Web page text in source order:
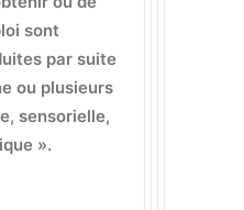
sont
par suite
ou plusieurs
sensorielle,
».